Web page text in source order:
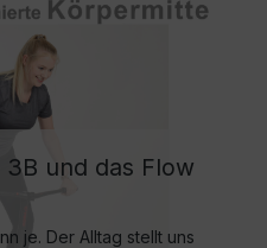
3B und das Flow
je. Der Alltag stellt uns